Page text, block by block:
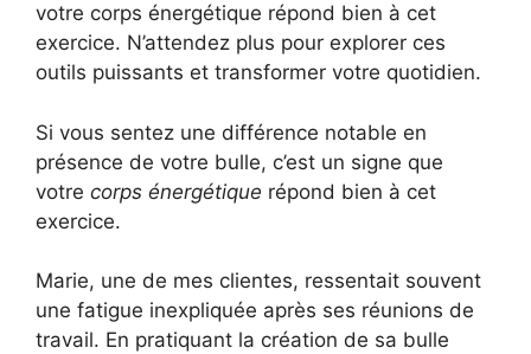
votre corps énergétique répond bien à cet
exercice. N’attendez plus pour explorer ces
outils puissants et transformer votre quotidien.
Si vous sentez une différence notable en
présence de votre bulle, c’est un signe que
votre corps énergétique répond bien à cet
exercice.
Marie, une de mes clientes, ressentait souvent
une fatigue inexpliquée après ses réunions de
travail. En pratiquant la création de sa bulle